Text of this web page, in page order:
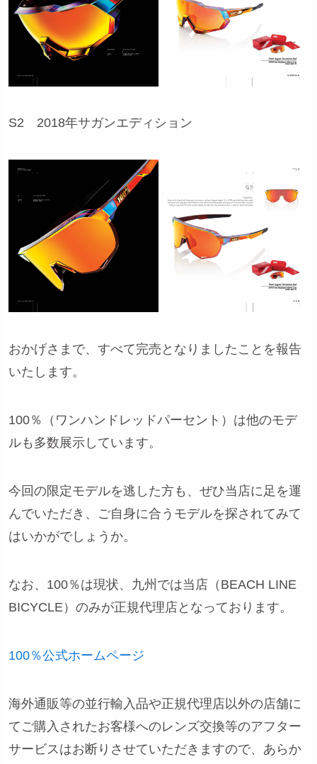
S2 2018年サガンエディション
おかげさまで、すべて完売となりましたことを報告
いたします。
100％（ワンハンドレッドパーセント）は他のモデ
ルも多数展示しています。
今回の限定モデルを逃した方も、ぜひ当店に足を運
んでいただき、ご自身に合うモデルを探されてみて
はいかがでしょうか。
なお、100％は現状、九州では当店（BEACH LINE
BICYCLE）のみが正規代理店となっております。
100％公式ホームページ
海外通販等の並行輸入品や正規代理店以外の店舗に
てご購入されたお客様へのレンズ交換等のアフター
サービスはお断りさせていただきますので、あらか